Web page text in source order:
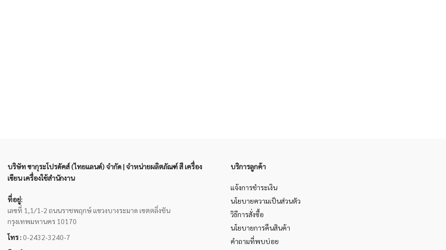
บริษัท ซากุระโปรดัคส์ (ไทยแลนด์) จำกัด | จำหน่ายผลิตภัณฑ์ สี เครื่อง
เขียน เครื่องใช้สำนักงาน
ที่อยู่:
เลขที่ 1,1/1-2 ถนนราชพฤกษ์ แขวงบางระมาด เขตตลิ่งชัน
กรุงเทพมหานคร 10170
โทร : 0-2432-3240-7
บริการลูกค้า
แจ้งการชำระเงิน
นโยบายความเป็นส่วนตัว
วิธีการสั่งซื้อ
นโยบายการคืนสินค้า
คำถามที่พบบ่อย